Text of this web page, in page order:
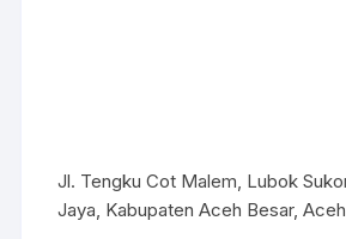
Jl. Tengku Cot Malem, Lubok
Jaya, Kabupaten Aceh Besar, Aceh